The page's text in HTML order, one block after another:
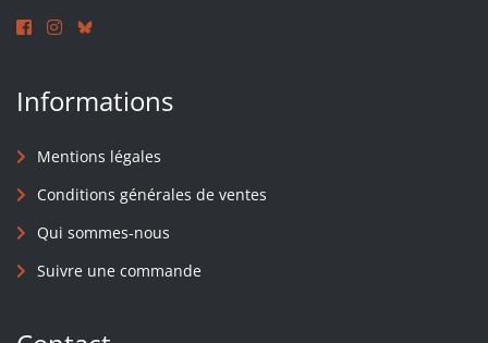
Informations
Mentions légales
Conditions générales de ventes
Qui sommes-nous
Suivre une commande